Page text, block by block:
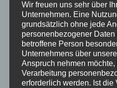
Wir freuen uns sehr über
Unternehmen. Eine
grundsätzlich ohne jede
personenbezogener
betroffene Person
Unternehmens über
Anspruch nehmen
Verarbeitung
erforderlich werden. Ist die